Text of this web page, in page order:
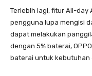
Terlebih lagi, fitur All-day
pengguna lupa mengisi
dapat melakukan
dengan 5% baterai,
baterai untuk kebutuhan